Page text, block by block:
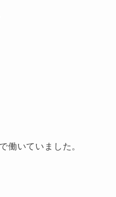
働いていました。